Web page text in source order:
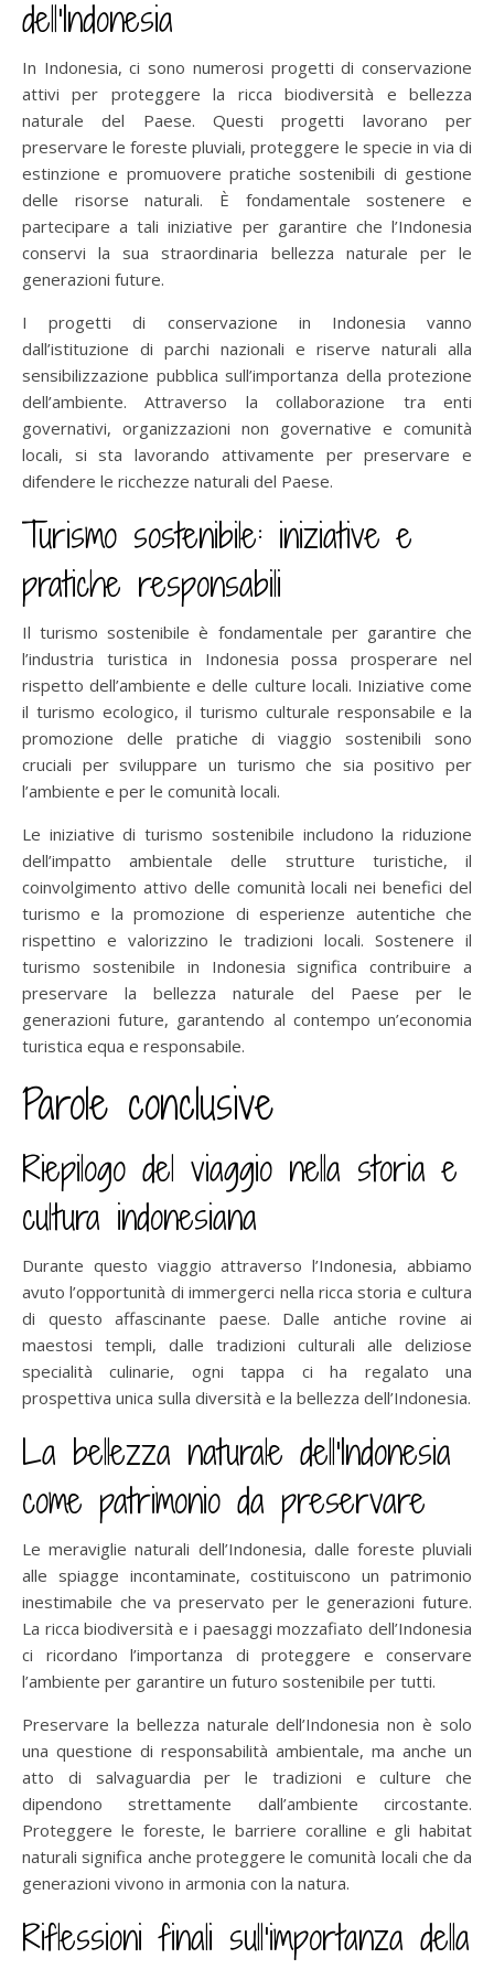
dell’Indonesia
In Indonesia, ci sono numerosi progetti di conservazione
attivi per proteggere la ricca biodiversità e bellezza
naturale del Paese. Questi progetti lavorano per
preservare le foreste pluviali, proteggere le specie in via di
estinzione e promuovere pratiche sostenibili di gestione
delle risorse naturali. È fondamentale sostenere e
partecipare a tali iniziative per garantire che l’Indonesia
conservi la sua straordinaria bellezza naturale per le
generazioni future.
I progetti di conservazione in Indonesia vanno
dall’istituzione di parchi nazionali e riserve naturali alla
sensibilizzazione pubblica sull’importanza della protezione
dell’ambiente. Attraverso la collaborazione tra enti
governativi, organizzazioni non governative e comunità
locali, si sta lavorando attivamente per preservare e
difendere le ricchezze naturali del Paese.
Turismo sostenibile: iniziative e
pratiche responsabili
Il turismo sostenibile è fondamentale per garantire che
l’industria turistica in Indonesia possa prosperare nel
rispetto dell’ambiente e delle culture locali. Iniziative come
il turismo ecologico, il turismo culturale responsabile e la
promozione delle pratiche di viaggio sostenibili sono
cruciali per sviluppare un turismo che sia positivo per
l’ambiente e per le comunità locali.
Le iniziative di turismo sostenibile includono la riduzione
dell’impatto ambientale delle strutture turistiche, il
coinvolgimento attivo delle comunità locali nei benefici del
turismo e la promozione di esperienze autentiche che
rispettino e valorizzino le tradizioni locali. Sostenere il
turismo sostenibile in Indonesia significa contribuire a
preservare la bellezza naturale del Paese per le
generazioni future, garantendo al contempo un’economia
turistica equa e responsabile.
Parole conclusive
Riepilogo del viaggio nella storia e
cultura indonesiana
Durante questo viaggio attraverso l’Indonesia, abbiamo
avuto l’opportunità di immergerci nella ricca storia e cultura
di questo affascinante paese. Dalle antiche rovine ai
maestosi templi, dalle tradizioni culturali alle deliziose
specialità culinarie, ogni tappa ci ha regalato una
prospettiva unica sulla diversità e la bellezza dell’Indonesia.
La bellezza naturale dell’Indonesia
come patrimonio da preservare
Le meraviglie naturali dell’Indonesia, dalle foreste pluviali
alle spiagge incontaminate, costituiscono un patrimonio
inestimabile che va preservato per le generazioni future.
La ricca biodiversità e i paesaggi mozzafiato dell’Indonesia
ci ricordano l’importanza di proteggere e conservare
l’ambiente per garantire un futuro sostenibile per tutti.
Preservare la bellezza naturale dell’Indonesia non è solo
una questione di responsabilità ambientale, ma anche un
atto di salvaguardia per le tradizioni e culture che
dipendono strettamente dall’ambiente circostante.
Proteggere le foreste, le barriere coralline e gli habitat
naturali significa anche proteggere le comunità locali che da
generazioni vivono in armonia con la natura.
Riflessioni finali sull’importanza della